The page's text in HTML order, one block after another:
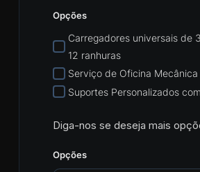
Opções
Carregadores universais de
12 ranhuras
Serviço de Oficina Mecânica
Suportes Personalizados
Diga-nos se deseja mais
Opções